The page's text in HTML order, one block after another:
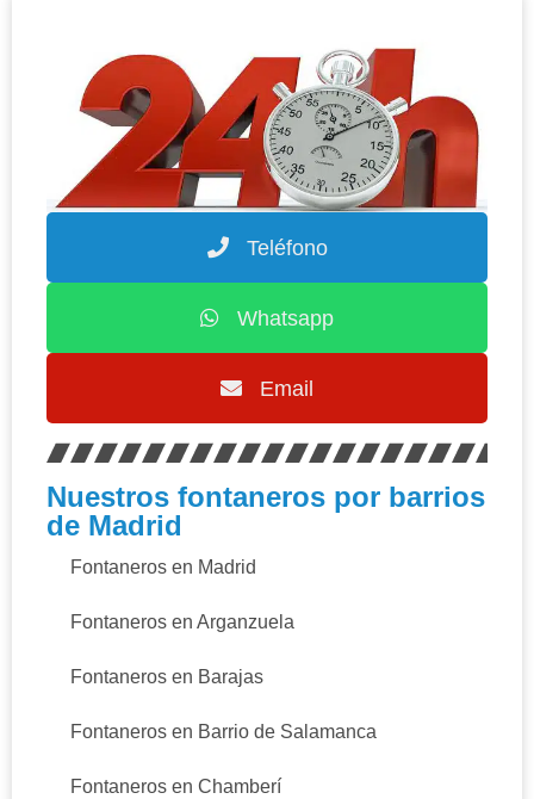
Teléfono
Whatsapp
Email
Nuestros fontaneros por barrios
de Madrid
Fontaneros en Madrid
Fontaneros en Arganzuela
Fontaneros en Barajas
Fontaneros en Barrio de Salamanca
Fontaneros en Chamberí